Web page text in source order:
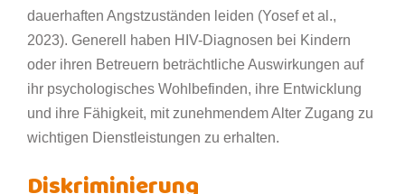
dauerhaften Angstzuständen leiden (Yosef et al.,
2023). Generell haben HIV-Diagnosen bei Kindern
oder ihren Betreuern beträchtliche Auswirkungen auf
ihr psychologisches Wohlbefinden, ihre Entwicklung
und ihre Fähigkeit, mit zunehmendem Alter Zugang zu
wichtigen Dienstleistungen zu erhalten.